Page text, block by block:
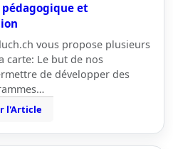
et
vous propose plusieurs
carte: Le but de nos
de développer des
l'Article